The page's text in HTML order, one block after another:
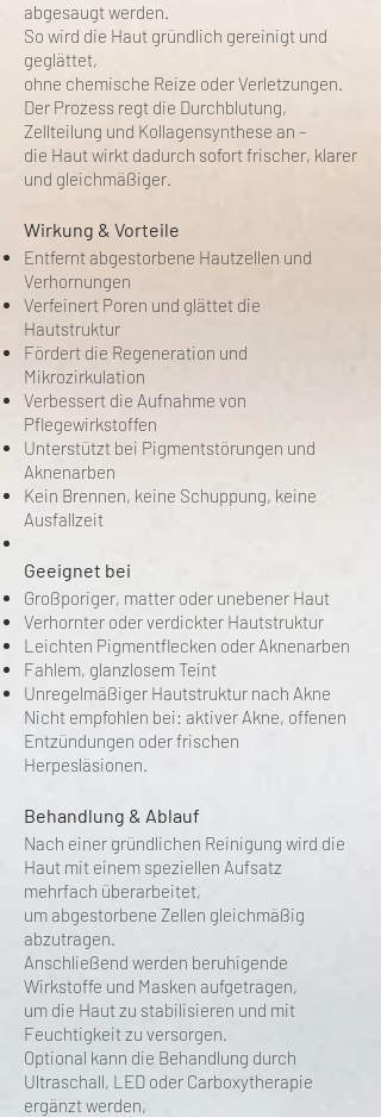
abgesaugt werden.
So wird die Haut gründlich gereinigt und
geglättet,
ohne chemische Reize oder Verletzungen.
Der Prozess regt die Durchblutung,
Zellteilung und Kollagensynthese an –
die Haut wirkt dadurch sofort frischer, klarer
und gleichmäßiger.
Wirkung & Vorteile
Entfernt abgestorbene Hautzellen und
Verhornungen
Verfeinert Poren und glättet die
Hautstruktur
Fördert die Regeneration und
Mikrozirkulation
Verbessert die Aufnahme von
Pflegewirkstoffen
Unterstützt bei Pigmentstörungen und
Aknenarben
Kein Brennen, keine Schuppung, keine
Ausfallzeit
Geeignet bei
Großporiger, matter oder unebener Haut
Verhornter oder verdickter Hautstruktur
Leichten Pigmentflecken oder Aknenarben
Fahlem, glanzlosem Teint
Unregelmäßiger Hautstruktur nach Akne
Nicht empfohlen bei: aktiver Akne, offenen
Entzündungen oder frischen
Herpesläsionen.
Behandlung & Ablauf
Nach einer gründlichen Reinigung wird die
Haut mit einem speziellen Aufsatz
mehrfach überarbeitet,
um abgestorbene Zellen gleichmäßig
abzutragen.
Anschließend werden beruhigende
Wirkstoffe und Masken aufgetragen,
um die Haut zu stabilisieren und mit
Feuchtigkeit zu versorgen.
Optional kann die Behandlung durch
Ultraschall, LED oder Carboxytherapie
ergänzt werden,